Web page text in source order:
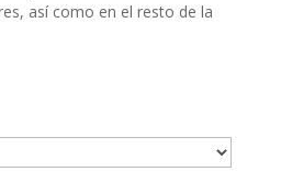
así como en el resto de la